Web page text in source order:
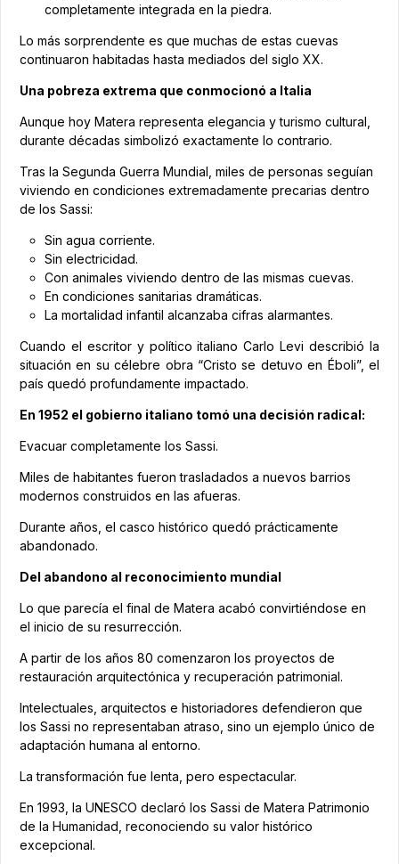
completamente integrada en la piedra.
Lo más sorprendente es que muchas de estas cuevas
continuaron habitadas hasta mediados del siglo XX.
Una pobreza extrema que conmocionó a Italia
Aunque hoy Matera representa elegancia y turismo cultural,
durante décadas simbolizó exactamente lo contrario.
Tras la Segunda Guerra Mundial, miles de personas seguían
viviendo en condiciones extremadamente precarias dentro
de los Sassi:
Sin agua corriente.
Sin electricidad.
Con animales viviendo dentro de las mismas cuevas.
En condiciones sanitarias dramáticas.
La mortalidad infantil alcanzaba cifras alarmantes.
Cuando el escritor y político italiano Carlo Levi describió la
situación en su célebre obra “Cristo se detuvo en Éboli”, el
país quedó profundamente impactado.
En 1952 el gobierno italiano tomó una decisión radical:
Evacuar completamente los Sassi.
Miles de habitantes fueron trasladados a nuevos barrios
modernos construidos en las afueras.
Durante años, el casco histórico quedó prácticamente
abandonado.
Del abandono al reconocimiento mundial
Lo que parecía el final de Matera acabó convirtiéndose en
el inicio de su resurrección.
A partir de los años 80 comenzaron los proyectos de
restauración arquitectónica y recuperación patrimonial.
Intelectuales, arquitectos e historiadores defendieron que
los Sassi no representaban atraso, sino un ejemplo único de
adaptación humana al entorno.
La transformación fue lenta, pero espectacular.
En 1993, la UNESCO declaró los Sassi de Matera Patrimonio
de la Humanidad, reconociendo su valor histórico
excepcional.